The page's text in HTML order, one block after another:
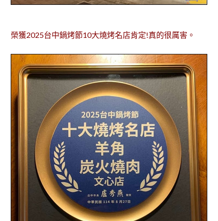
榮獲2025台中鍋烤節10大燒烤名店肯定!真的很厲害。